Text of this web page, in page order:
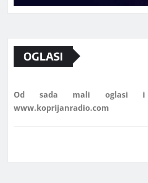
OGLASI
Od sada mali oglasi